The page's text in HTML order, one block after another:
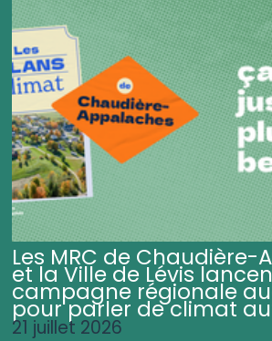
Les MRC de
et la Ville de Lévis
campagne régionale
pour parler de climat
21 juillet 2026